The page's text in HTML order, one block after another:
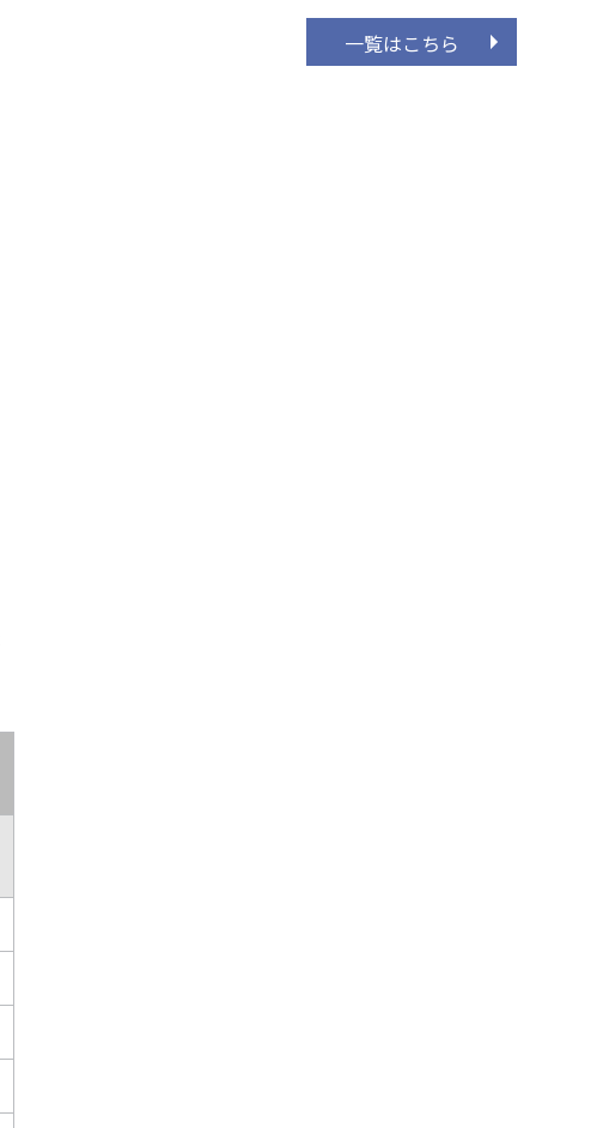
一覧はこちら